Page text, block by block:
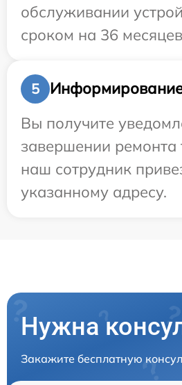
обслуживании
сроком на 36
5
Информирование
Вы получите
завершении ремонта
наш сотрудник
указанному адресу.
Нужна
Закажите бесплатную